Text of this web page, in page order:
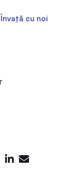
Învață cu noi